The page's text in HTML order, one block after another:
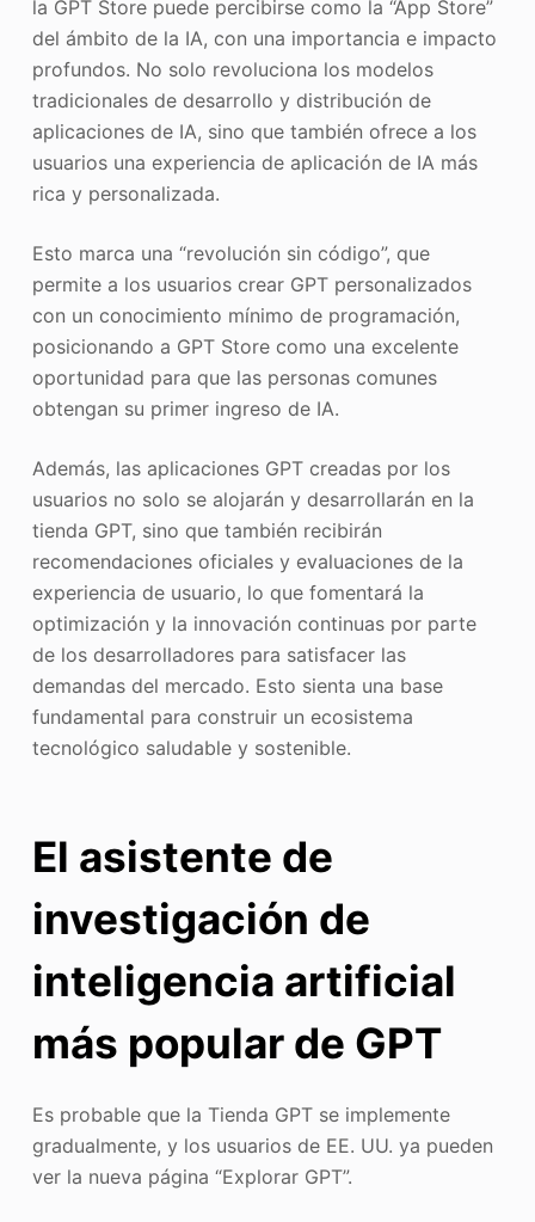
la GPT Store puede percibirse como la “App Store”
del ámbito de la IA, con una importancia e impacto
profundos. No solo revoluciona los modelos
tradicionales de desarrollo y distribución de
aplicaciones de IA, sino que también ofrece a los
usuarios una experiencia de aplicación de IA más
rica y personalizada.
Esto marca una “revolución sin código”, que
permite a los usuarios crear GPT personalizados
con un conocimiento mínimo de programación,
posicionando a GPT Store como una excelente
oportunidad para que las personas comunes
obtengan su primer ingreso de IA.
Además, las aplicaciones GPT creadas por los
usuarios no solo se alojarán y desarrollarán en la
tienda GPT, sino que también recibirán
recomendaciones oficiales y evaluaciones de la
experiencia de usuario, lo que fomentará la
optimización y la innovación continuas por parte
de los desarrolladores para satisfacer las
demandas del mercado. Esto sienta una base
fundamental para construir un ecosistema
tecnológico saludable y sostenible.
El asistente de
investigación de
inteligencia artificial
más popular de GPT
Es probable que la Tienda GPT se implemente
gradualmente, y los usuarios de EE. UU. ya pueden
ver la nueva página “Explorar GPT”.